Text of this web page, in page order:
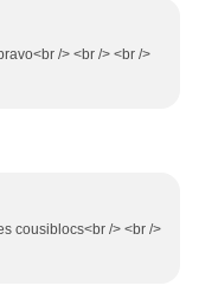
/> <br /> <br />
cousiblocs<br /> <br />